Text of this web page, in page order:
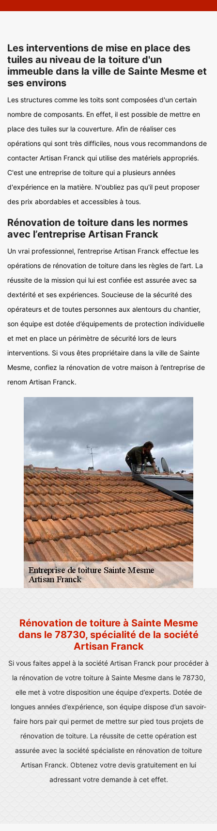
Les interventions de mise en place des
tuiles au niveau de la toiture d'un
immeuble dans la ville de Sainte Mesme et
ses environs
Les structures comme les toits sont composées d'un certain
nombre de composants. En effet, il est possible de mettre en
place des tuiles sur la couverture. Afin de réaliser ces
opérations qui sont très difficiles, nous vous recommandons de
contacter Artisan Franck qui utilise des matériels appropriés.
C'est une entreprise de toiture qui a plusieurs années
d'expérience en la matière. N'oubliez pas qu'il peut proposer
des prix abordables et accessibles à tous.
Rénovation de toiture dans les normes
avec l’entreprise Artisan Franck
Un vrai professionnel, l’entreprise Artisan Franck effectue les
opérations de rénovation de toiture dans les règles de l’art. La
réussite de la mission qui lui est confiée est assurée avec sa
dextérité et ses expériences. Soucieuse de la sécurité des
opérateurs et de toutes personnes aux alentours du chantier,
son équipe est dotée d’équipements de protection individuelle
et met en place un périmètre de sécurité lors de leurs
interventions. Si vous êtes propriétaire dans la ville de Sainte
Mesme, confiez la rénovation de votre maison à l’entreprise de
renom Artisan Franck.
Rénovation de toiture à Sainte Mesme
dans le 78730, spécialité de la société
Artisan Franck
Si vous faites appel à la société Artisan Franck pour procéder à
la rénovation de votre toiture à Sainte Mesme dans le 78730,
elle met à votre disposition une équipe d’experts. Dotée de
longues années d’expérience, son équipe dispose d’un savoir-
faire hors pair qui permet de mettre sur pied tous projets de
rénovation de toiture. La réussite de cette opération est
assurée avec la société spécialiste en rénovation de toiture
Artisan Franck. Obtenez votre devis gratuitement en lui
adressant votre demande à cet effet.